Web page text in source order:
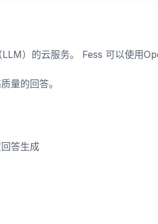
）的云服务。 Fess 可以使用
量的回答。
答生成